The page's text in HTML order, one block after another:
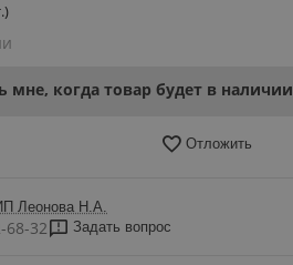
мне, когда товар будет в наличии
Отложить
Леонова Н.А.
68-32 Задать вопрос